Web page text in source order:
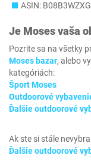
ASIN:
Je Mosesvaša
Pozrite sa na všetky
Moses bazar, alebo
kategóriách:
Šport Moses
Outdoorové
Ďalšie outdoorové
Ak ste si stále
Ďalšie outdoorové